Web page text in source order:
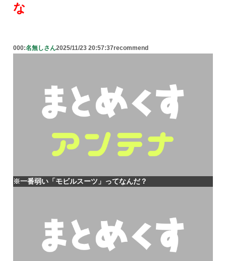
な
000:名無しさん2025/11/23 20:57:37recommend
※一番弱い「モビルスーツ」ってなんだ？